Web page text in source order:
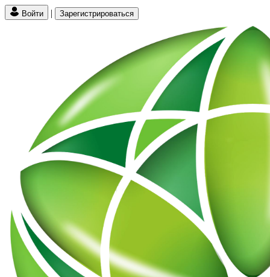
Войти | Зарегистрироваться